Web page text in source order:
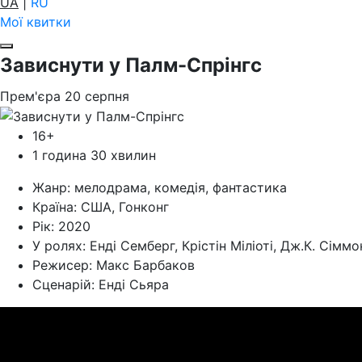
Мої квитки
Зависнути у Палм-Спрінгс
Прем'єра 20 серпня
16+
1 година 30 хвилин
Жанр: мелодрама, комедія, фантастика
Країна: США, Гонконг
Рік: 2020
У ролях: Енді Семберг, Крістін Міліоті, Дж.К.
Режисер: Макс Барбаков
Cценарій: Енді Сьяра